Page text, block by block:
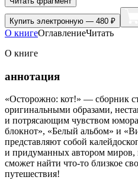
Купить электронную — 480 ₽
О книгеОглавлениеЧитать
О книге
аннотация
«Осторожно: кот!» — сборник
оригинальными образами,
и потрясающим чувством
блокнот», «Белый альбом» и
представляют собой
и придуманных автором миров,
сможет найти что-то близкое
путешествия!